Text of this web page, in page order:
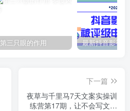
第三只眼的作用
下一篇
夜草与千里马7天文案实操训
练营第17期，让不会写文案